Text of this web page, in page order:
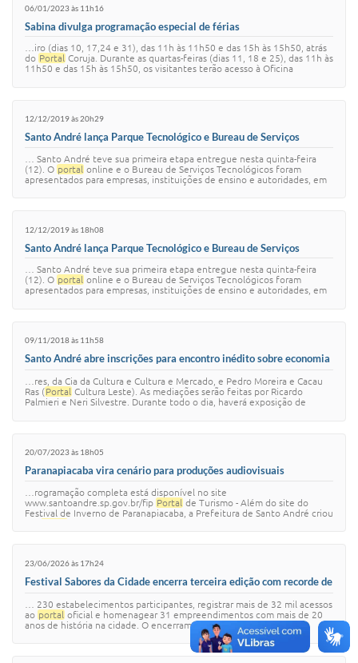
06/01/2023 às 11h16
Sabina divulga programação especial de férias
…iro (dias 10, 17,24 e 31), das 11h às 11h50 e das 15h às 15h50, atrás
do Portal
Coruja. Durante as quartas-feiras (dias 11, 18 e 25), das 11h às
11h50 e das 15h às 15h50, os visitantes terão acesso à Oficina
12/12/2019 às 20h29
Santo André lança Parque Tecnológico e Bureau de Serviços
… Santo André teve sua primeira etapa entregue nesta quinta-feira
(12). O portal online e o Bureau de Serviços Tecnológicos foram
apresentados para empresas, instituições de ensino e autoridades, em
12/12/2019 às 18h08
Santo André lança Parque Tecnológico e Bureau de Serviços
… Santo André teve sua primeira etapa entregue nesta quinta-feira
(12). O portal
online e o Bureau de Serviços Tecnológicos foram
apresentados para empresas, instituições de ensino e autoridades, em
09/11/2018 às 11h58
Santo André abre inscrições para encontro inédito sobre economia
…res, da Cia da Cultura e Cultura e Mercado, e Pedro Moreira e Cacau
Ras (Portal
Cultura Leste). As mediações serão feitas por Ricardo
Palmieri e Neri Silvestre. Durante todo o dia, haverá exposição de
20/07/2023 às 18h05
Paranapiacaba vira cenário para produções audiovisuais
…rogramação completa está disponível no site
www.santoandre.sp.gov.br/fip Portal de Turismo - Além do site do
Festival de Inverno de Paranapiacaba, a Prefeitura de Santo André criou
23/06/2026 às 17h24
Festival Sabores da Cidade encerra terceira edição com recorde de
… 230 estabelecimentos participantes, registrar mais de 32 mil acessos
ao portal oficial e homenagear 31 empreendimentos com mais de 20
anos de história na cidade. O encerramento do evento ocorreu na